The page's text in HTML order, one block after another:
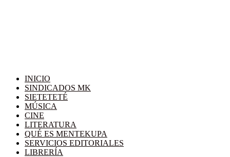
INICIO
SINDICADOS MK
SIETETETÉ
MÚSICA
CINE
LITERATURA
QUÉ ES MENTEKUPA
SERVICIOS EDITORIALES
LIBRERÍA